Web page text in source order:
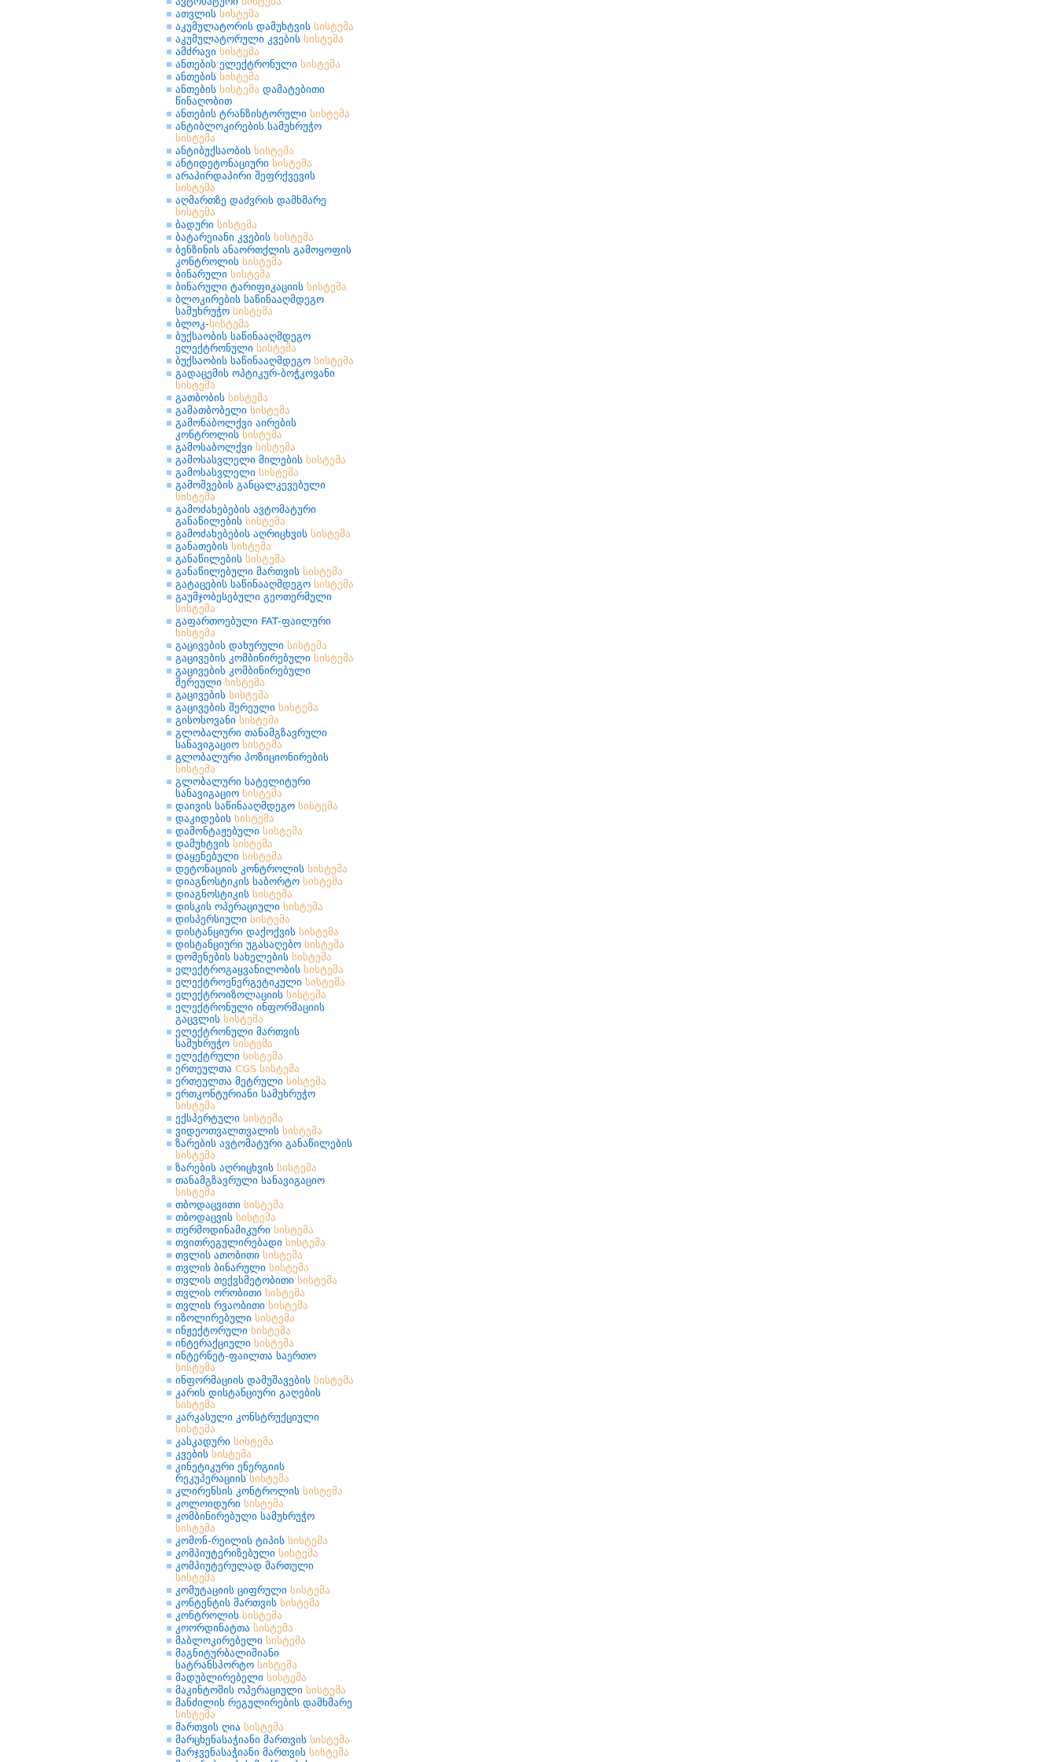
ათვლის სისტემა
აკუმულატორის დამუხტვის სისტემა
აკუმულატორული კვების სისტემა
ამძრავი სისტემა
ანთების ელექტრონული სისტემა
ანთების სისტემა
ანთების სისტემა დამატებითი
წინაღობით
ანთების ტრანზისტორული სისტემა
ანტიბლოკირების სამუხრუჭო
სისტემა
ანტიბუქსაობის სისტემა
ანტიდეტონაციური სისტემა
არაპირდაპირი შეფრქვევის
სისტემა
აღმართზე დაძვრის დამხმარე
სისტემა
ბადური სისტემა
ბატარეიანი კვების სისტემა
ბენზინის ანაორთქლის გამოყოფის
კონტროლის სისტემა
ბინარული სისტემა
ბინარული ტარიფიკაციის სისტემა
ბლოკირების საწინააღმდეგო
სამუხრუჭო სისტემა
ბლოკ-სისტემა
ბუქსაობის საწინააღმდეგო
ელექტრონული სისტემა
ბუქსაობის საწინააღმდეგო სისტემა
გადაცემის ოპტიკურ-ბოჭკოვანი
სისტემა
გათბობის სისტემა
გამათბობელი სისტემა
გამონაბოლქვი აირების
კონტროლის სისტემა
გამოსაბოლქვი სისტემა
გამოსასვლელი მილების სისტემა
გამოსასვლელი სისტემა
გამოშვების განცალკევებული
სისტემა
გამოძახებების ავტომატური
განაწილების სისტემა
გამოძახებების აღრიცხვის სისტემა
განათების სისტემა
განაწილების სისტემა
განაწილებული მართვის სისტემა
გატაცების საწინააღმდეგო სისტემა
გაუმჯობესებული გეოთერმული
სისტემა
გაფართოებული FAT-ფაილური
სისტემა
გაცივების დახურული სისტემა
გაცივების კომბინირებული სისტემა
გაცივების კომბინირებული
შერეული სისტემა
გაცივების სისტემა
გაცივების შერეული სისტემა
გისოსოვანი სისტემა
გლობალური თანამგზავრული
სანავიგაციო სისტემა
გლობალური პოზიციონირების
სისტემა
გლობალური სატელიტური
სანავიგაციო სისტემა
დაივის საწინააღმდეგო სისტემა
დაკიდების სისტემა
დამონტაჟებული სისტემა
დამუხტვის სისტემა
დაყენებული სისტემა
დეტონაციის კონტროლის სისტემა
დიაგნოსტიკის საბორტო სისტემა
დიაგნოსტიკის სისტემა
დისკის ოპერაციული სისტემა
დისპერსიული სისტემა
დისტანციური დაქოქვის სისტემა
დისტანციური უგასაღებო სისტემა
დომენების სახელების სისტემა
ელექტროგაყვანილობის სისტემა
ელექტროენერგეტიკული სისტემა
ელექტროიზოლაციის სისტემა
ელექტრონული ინფორმაციის
გაცვლის სისტემა
ელექტრონული მართვის
სამუხრუჭო სისტემა
ელექტრული სისტემა
ერთეულთა CGS სისტემა
ერთეულთა მეტრული სისტემა
ერთკონტურიანი სამუხრუჭო
სისტემა
ექსპერტული სისტემა
ვიდეოთვალთვალის სისტემა
ზარების ავტომატური განაწილების
სისტემა
ზარების აღრიცხვის სისტემა
თანამგზავრული სანავიგაციო
სისტემა
თბოდაცვითი სისტემა
თბოდაცვის სისტემა
თერმოდინამიკური სისტემა
თვითრეგულირებადი სისტემა
თვლის ათობითი სისტემა
თვლის ბინარული სისტემა
თვლის თექვსმეტობითი სისტემა
თვლის ორობითი სისტემა
თვლის რვაობითი სისტემა
იზოლირებული სისტემა
ინჟექტორული სისტემა
ინტერაქციული სისტემა
ინტერნეტ-ფაილთა საერთო
სისტემა
ინფორმაციის დამუშავების სისტემა
კარის დისტანციური გაღების
სისტემა
კარკასული კონსტრუქციული
სისტემა
კასკადური სისტემა
კვების სისტემა
კინეტიკური ენერგიის
რეკუპერაციის სისტემა
კლირენსის კონტროლის სისტემა
კოლოიდური სისტემა
კომბინირებული სამუხრუჭო
სისტემა
კომონ-რეილის ტიპის სისტემა
კომპიუტერიზებული სისტემა
კომპიუტერულად მართული
სისტემა
კომუტაციის ციფრული სისტემა
კონტენტის მართვის სისტემა
კონტროლის სისტემა
კოორდინატთა სისტემა
მაბლოკირებელი სისტემა
მაგნიტურბალიშიანი
სატრანსპორტო სისტემა
მადუბლირებელი სისტემა
მაკინტოშის ოპერაციული სისტემა
მანძილის რეგულირების დამხმარე
სისტემა
მართვის ღია სისტემა
მარცხენასაჭიანი მართვის სისტემა
მარჯვენასაჭიანი მართვის სისტემა